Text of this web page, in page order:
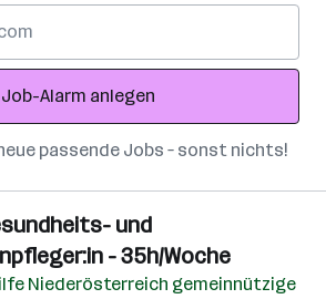
Job-Alarm anlegen
passende Jobs – sonst nichts!
und
- 35h/Woche
Niederösterreich gemeinnützige